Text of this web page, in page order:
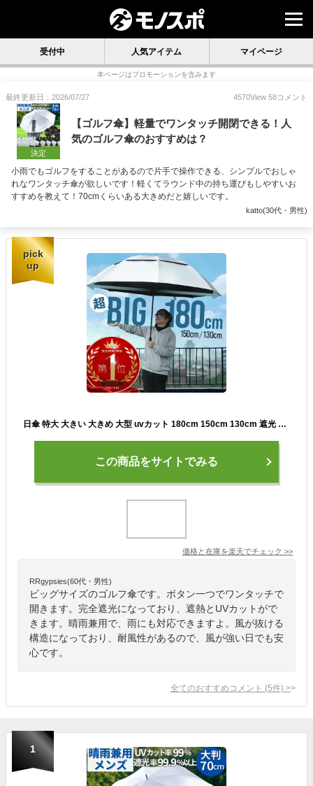
受付中 人気アイテム マイページ
本ページはプロモーションを含みます
最終更新日：2026/07/27 4570View 58コメント
決定
【ゴルフ傘】軽量でワンタッチ開閉できる！人
気のゴルフ傘のおすすめは？
小雨でもゴルフをすることがあるので片手で操作できる、シンプルでおしゃ
れなワンタッチ傘が欲しいです！軽くてラウンド中の持ち運びもしやすいお
すすめを教えて！70cmくらいある大きめだと嬉しいです。
katto(30代・男性)
pick
up
日傘 特大 大きい 大きめ 大型 uvカット 180cm 150cm 130cm 遮光 耐風 晴雨兼用 軽量 スポーツ傘 ワンタッチ メンズ レディース 長傘 日傘兼用雨傘 スポーツ観戦 ゴルフ傘 男女兼用 完全遮光 風に強い シルバー ブラック
この商品をサイトでみる
価格と在庫を楽天でチェック >>
RRgypsies(60代・男性)
ビッグサイズのゴルフ傘です。ボタン一つでワンタッチで
開きます。完全遮光になっており、遮熱とUVカットがで
きます。晴雨兼用で、雨にも対応できますよ。風が抜ける
構造になっており、耐風性があるので、風が強い日でも安
心です。
全てのおすすめコメント (5件) >
1